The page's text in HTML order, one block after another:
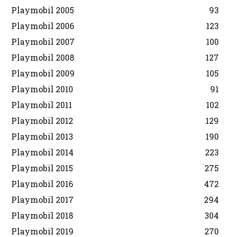
Playmobil 2005
93
Playmobil 2006
123
Playmobil 2007
100
Playmobil 2008
127
Playmobil 2009
105
Playmobil 2010
91
Playmobil 2011
102
Playmobil 2012
129
Playmobil 2013
190
Playmobil 2014
223
Playmobil 2015
275
Playmobil 2016
472
Playmobil 2017
294
Playmobil 2018
304
Playmobil 2019
270